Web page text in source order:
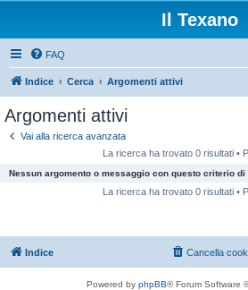
Il Texano
FAQ
Indice Cerca Argomenti attivi
Argomenti attivi
Vai alla ricerca avanzata
La ricerca ha trovato 0 risultati •
Nessun argomento o messaggio con questo criterio di
La ricerca ha trovato 0 risultati •
Indice Cancella
Powered by phpBB® Forum Software